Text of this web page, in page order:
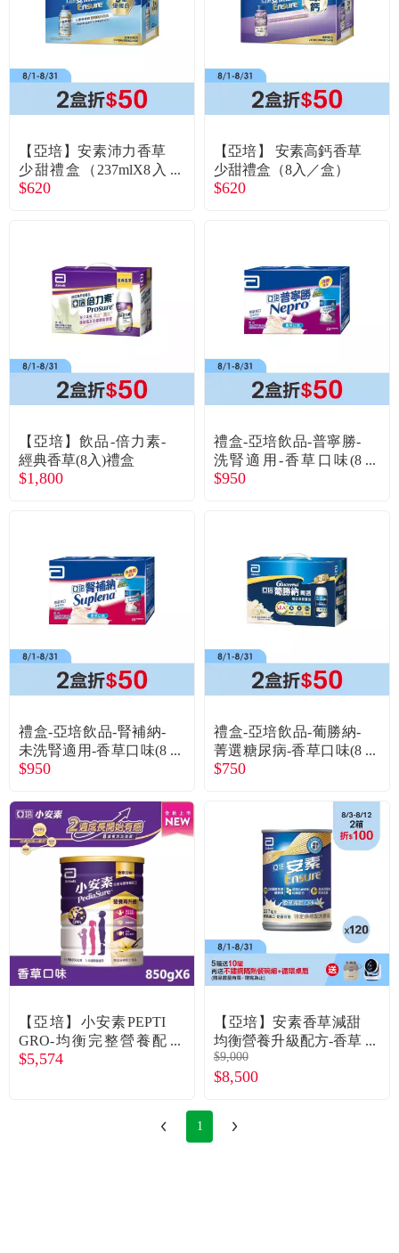
【亞培】安素沛力香草
少甜禮盒（237mlX8入
／盒）
$620
【亞培】 安素高鈣香草
少甜禮盒（8入／盒）
$620
【亞培】飲品-倍力素-
經典香草(8入)禮盒
$1,800
禮盒-亞培飲品-普寧勝-
洗腎適用-香草口味(8
入)
$950
禮盒-亞培飲品-腎補納-
未洗腎適用-香草口味(8
入)
$950
禮盒-亞培飲品-葡勝納-
菁選糖尿病-香草口味(8
入)
$750
【亞培】小安素PEPTI
GRO-均衡完整營養配
方／香草口味（850gX6
$5,574
【亞培】安素香草減甜
均衡營養升級配方-香草
減甜（237mlＸ24罐Ｘ5
箱）
$9,000
$8,500
1